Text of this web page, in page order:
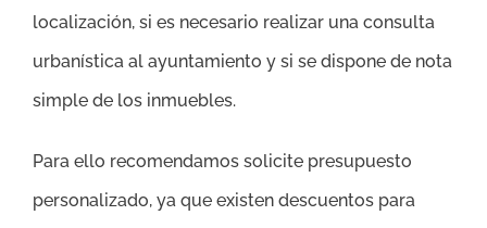
localización, si es necesario realizar una consulta
urbanística al ayuntamiento y si se dispone de nota
simple de los inmuebles.
Para ello recomendamos solicite presupuesto
personalizado, ya que existen descuentos para